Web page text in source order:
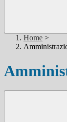
Home >